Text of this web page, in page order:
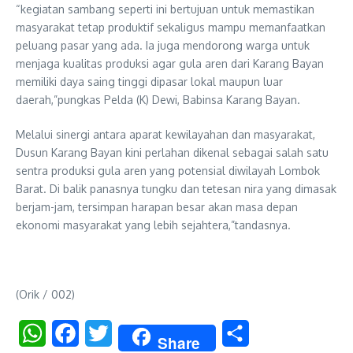
“kegiatan sambang seperti ini bertujuan untuk memastikan
masyarakat tetap produktif sekaligus mampu memanfaatkan
peluang pasar yang ada. Ia juga mendorong warga untuk
menjaga kualitas produksi agar gula aren dari Karang Bayan
memiliki daya saing tinggi dipasar lokal maupun luar
daerah,”pungkas Pelda (K) Dewi, Babinsa Karang Bayan.
Melalui sinergi antara aparat kewilayahan dan masyarakat,
Dusun Karang Bayan kini perlahan dikenal sebagai salah satu
sentra produksi gula aren yang potensial diwilayah Lombok
Barat. Di balik panasnya tungku dan tetesan nira yang dimasak
berjam-jam, tersimpan harapan besar akan masa depan
ekonomi masyarakat yang lebih sejahtera,”tandasnya.
(Orik / 002)
WhatsAppFacebookTwitter Share